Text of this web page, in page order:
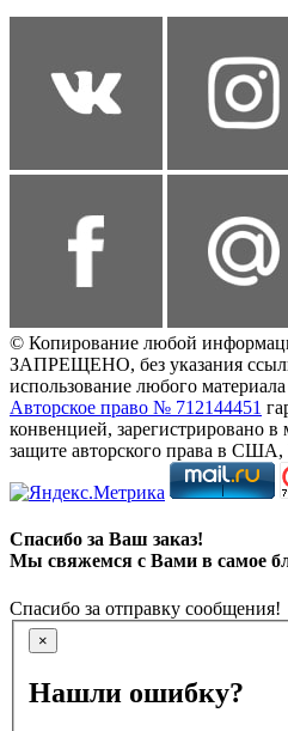
© Копирование любой
ЗАПРЕЩЕНО, без указания
использование любого материала
Авторское право № 712144451
конвенцией, зарегистрировано
защите авторского права в
Спасибо за Ваш заказ!
Мы свяжемся с Вами в самое
Спасибо за отправку сообщения!
×
Нашли ошибку?